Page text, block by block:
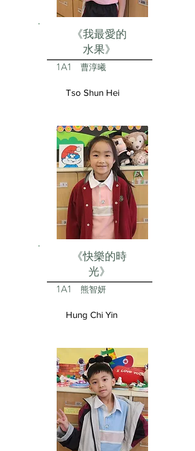
《我最愛的
水果》
1A1 曹淳曦
Tso Shun Hei
《快樂的時
光》
1A1 熊智妍
Hung Chi Yin